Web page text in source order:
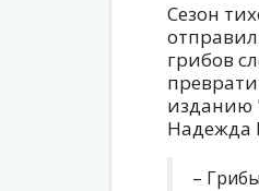
Сезон
грибов
изданию
Надежда
–